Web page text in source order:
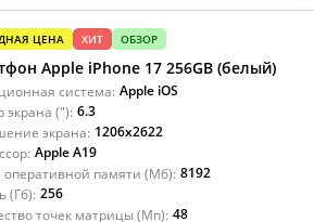
ЦЕНА ХИТ ОБЗОР
Apple iPhone 17 256GB (белый)
система: Apple iOS
экрана ("): 6.3
экрана: 1206x2622
Apple A19
памяти (Мб): 8192
(Гб): 256
точек матрицы (Мп): 48